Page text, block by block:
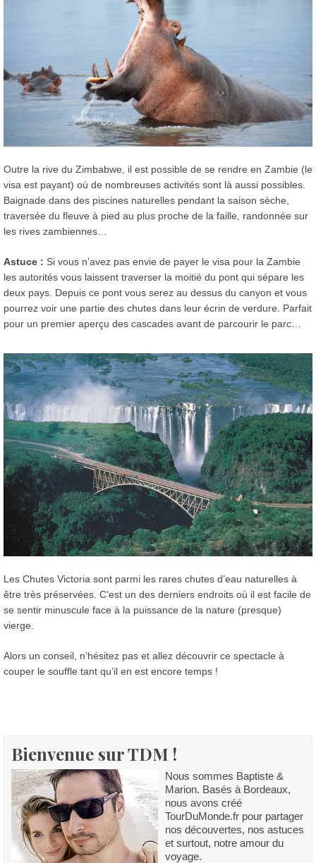
Outre la rive du Zimbabwe, il est possible de se rendre en Zambie (le
visa est payant) où de nombreuses activités sont là aussi possibles.
Baignade dans des piscines naturelles pendant la saison sèche,
traversée du fleuve à pied au plus proche de la faille, randonnée sur
les rives zambiennes…
Astuce : Si vous n’avez pas envie de payer le visa pour la Zambie
les autorités vous laissent traverser la moitié du pont qui sépare les
deux pays. Depuis ce pont vous serez au dessus du canyon et vous
pourrez voir une partie des chutes dans leur écrin de verdure. Parfait
pour un premier aperçu des cascades avant de parcourir le parc…
Les Chutes Victoria sont parmi les rares chutes d’eau naturelles à
être très préservées. C’est un des derniers endroits où il est facile de
se sentir minuscule face à la puissance de la nature (presque)
vierge.
Alors un conseil, n’hésitez pas et allez découvrir ce spectacle à
couper le souffle tant qu’il en est encore temps !
Bienvenue sur TDM !
Nous sommes Baptiste &
Marion. Basés à Bordeaux,
nous avons créé
TourDuMonde.fr pour partager
nos découvertes, nos astuces
et surtout, notre amour du
voyage.